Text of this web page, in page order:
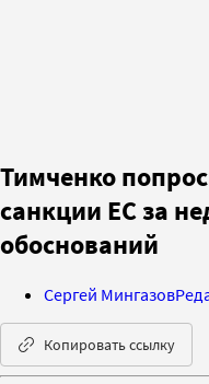
Тимченко
санкции ЕС за
обоснований
Сергей Мингазов
Копировать ссылку